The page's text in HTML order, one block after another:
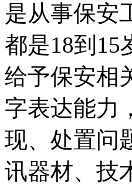
是从事保安
都是18到15
给予保安相
字表达能力
现、处置问
讯器材、技